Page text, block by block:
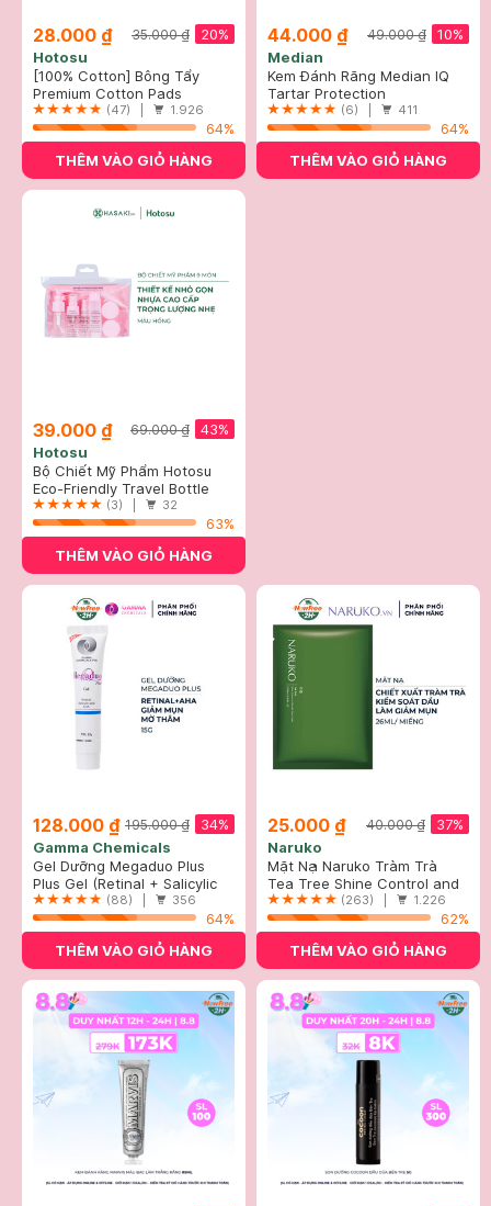
28.000 ₫ 20%
35.000 ₫
Hotosu
[100% Cotton] Bông Tẩy
Trang Hotosu Cao Cấp 150
Miếng
Premium Cotton Pads
(47) | 1.926
64%
THÊM VÀO GIỎ HÀNG
44.000 ₫ 10%
49.000 ₫
Median
Kem Đánh Răng Median IQ
93% Trắng Răng Màu Trắng
Bạc 120g
Tartar Protection
Toothpaste - White
(6) | 411
64%
THÊM VÀO GIỎ HÀNG
39.000 ₫ 43%
69.000 ₫
Hotosu
Bộ Chiết Mỹ Phẩm Hotosu
Hồng (9 Món)
Eco-Friendly Travel Bottle
Sets
(3) | 32
63%
THÊM VÀO GIỎ HÀNG
128.000 ₫ 34%
195.000 ₫
Gamma Chemicals
Gel Dưỡng Megaduo Plus
Giảm Mụn, Mờ Thâm 15g
Plus Gel (Retinal + Salicylic
Acid + AHA)(88) | 356
64%
THÊM VÀO GIỎ HÀNG
25.000 ₫ 37%
40.000 ₫
Naruko
Mặt Nạ Naruko Tràm Trà
Kiểm Soát Dầu Và Giảm Mụn
26ml
Tea Tree Shine Control and
Blemish Clear Mask
(263) | 1.226
62%
THÊM VÀO GIỎ HÀNG